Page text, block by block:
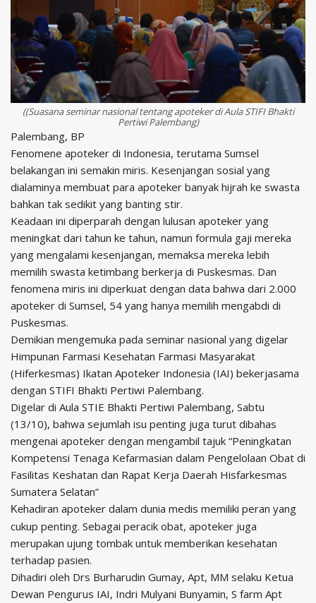
((Suasana seminar nasional tentang apoteker di Aula STIFI Bhakti
Pertiwi Palembang)
Palembang, BP
Fenomene apoteker di Indonesia, terutama Sumsel
belakangan ini semakin miris. Kesenjangan sosial yang
dialaminya membuat para apoteker banyak hijrah ke swasta
bahkan tak sedikit yang banting stir.
Keadaan ini diperparah dengan lulusan apoteker yang
meningkat dari tahun ke tahun, namun formula gaji mereka
yang mengalami kesenjangan, memaksa mereka lebih
memilih swasta ketimbang berkerja di Puskesmas. Dan
fenomena miris ini diperkuat dengan data bahwa dari 2.000
apoteker di Sumsel, 54 yang hanya memilih mengabdi di
Puskesmas.
Demikian mengemuka pada seminar nasional yang digelar
Himpunan Farmasi Kesehatan Farmasi Masyarakat
(Hiferkesmas) Ikatan Apoteker Indonesia (IAI) bekerjasama
dengan STIFI Bhakti Pertiwi Palembang.
Digelar di Aula STIE Bhakti Pertiwi Palembang, Sabtu
(13/10), bahwa sejumlah isu penting juga turut dibahas
mengenai apoteker dengan mengambil tajuk “Peningkatan
Kompetensi Tenaga Kefarmasian dalam Pengelolaan Obat di
Fasilitas Keshatan dan Rapat Kerja Daerah Hisfarkesmas
Sumatera Selatan”
Kehadiran apoteker dalam dunia medis memiliki peran yang
cukup penting. Sebagai peracik obat, apoteker juga
merupakan ujung tombak untuk memberikan kesehatan
terhadap pasien.
Dihadiri oleh Drs Burharudin Gumay, Apt, MM selaku Ketua
Dewan Pengurus IAI, Indri Mulyani Bunyamin, S farm Apt